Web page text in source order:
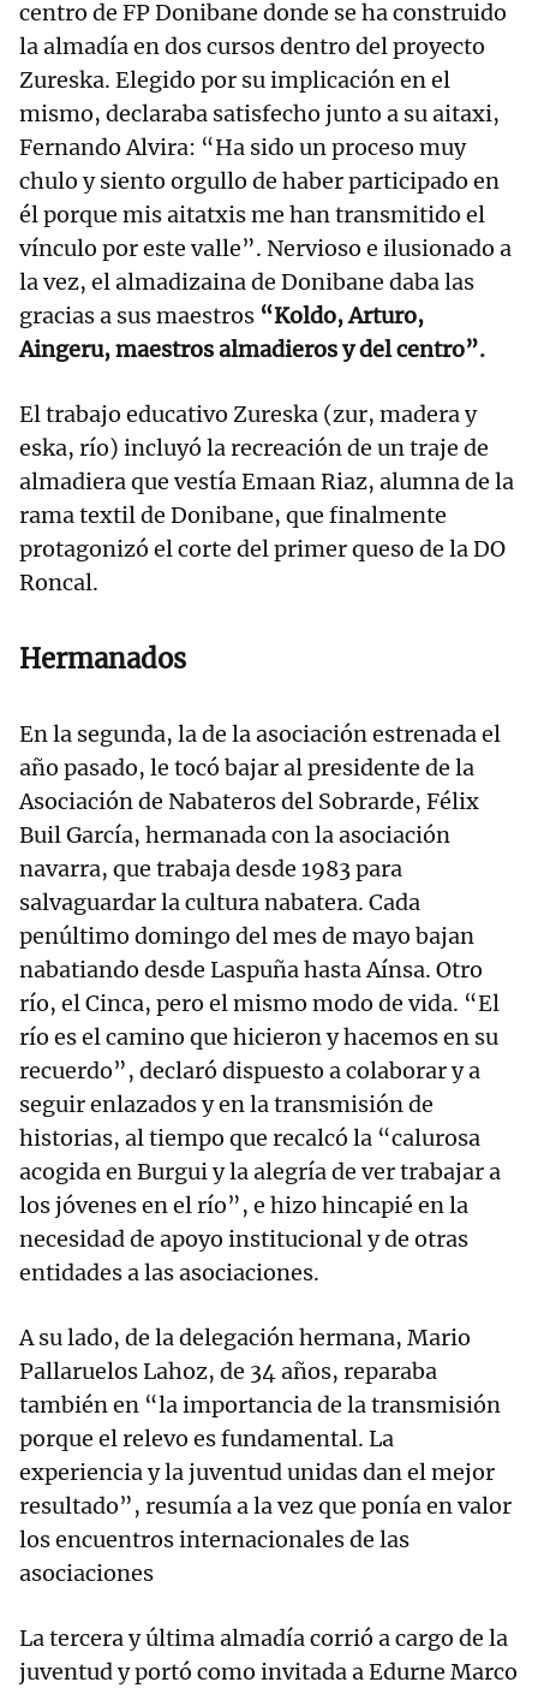
centro de FP Donibane donde se ha construido
la almadía en dos cursos dentro del proyecto
Zureska. Elegido por su implicación en el
mismo, declaraba satisfecho junto a su aitaxi,
Fernando Alvira: “Ha sido un proceso muy
chulo y siento orgullo de haber participado en
él porque mis aitatxis me han transmitido el
vínculo por este valle”. Nervioso e ilusionado a
la vez, el almadizaina de Donibane daba las
gracias a sus maestros “Koldo, Arturo,
Aingeru, maestros almadieros y del centro”.
El trabajo educativo Zureska (zur, madera y
eska, río) incluyó la recreación de un traje de
almadiera que vestía Emaan Riaz, alumna de la
rama textil de Donibane, que finalmente
protagonizó el corte del primer queso de la DO
Roncal.
Hermanados
En la segunda, la de la asociación estrenada el
año pasado, le tocó bajar al presidente de la
Asociación de Nabateros del Sobrarde, Félix
Buil García, hermanada con la asociación
navarra, que trabaja desde 1983 para
salvaguardar la cultura nabatera. Cada
penúltimo domingo del mes de mayo bajan
nabatiando desde Laspuña hasta Aínsa. Otro
río, el Cinca, pero el mismo modo de vida. “El
río es el camino que hicieron y hacemos en su
recuerdo”, declaró dispuesto a colaborar y a
seguir enlazados y en la transmisión de
historias, al tiempo que recalcó la “calurosa
acogida en Burgui y la alegría de ver trabajar a
los jóvenes en el río”, e hizo hincapié en la
necesidad de apoyo institucional y de otras
entidades a las asociaciones.
A su lado, de la delegación hermana, Mario
Pallaruelos Lahoz, de 34 años, reparaba
también en “la importancia de la transmisión
porque el relevo es fundamental. La
experiencia y la juventud unidas dan el mejor
resultado”, resumía a la vez que ponía en valor
los encuentros internacionales de las
asociaciones
La tercera y última almadía corrió a cargo de la
juventud y portó como invitada a Edurne Marco